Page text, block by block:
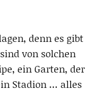
denn es gibt
von solchen
ein Garten, der
Stadion … alles